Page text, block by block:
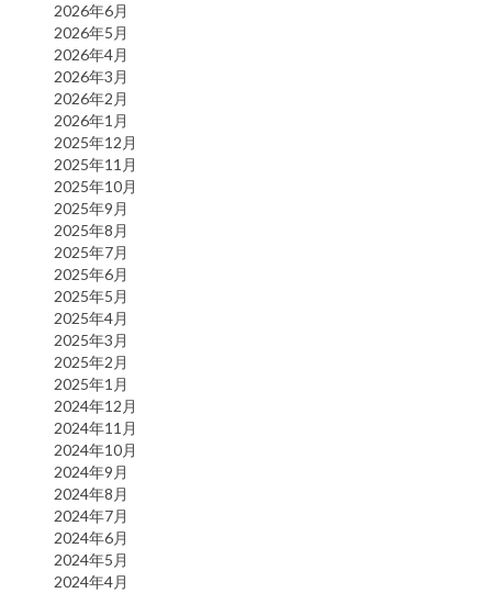
2026年6月
2026年5月
2026年4月
2026年3月
2026年2月
2026年1月
2025年12月
2025年11月
2025年10月
2025年9月
2025年8月
2025年7月
2025年6月
2025年5月
2025年4月
2025年3月
2025年2月
2025年1月
2024年12月
2024年11月
2024年10月
2024年9月
2024年8月
2024年7月
2024年6月
2024年5月
2024年4月